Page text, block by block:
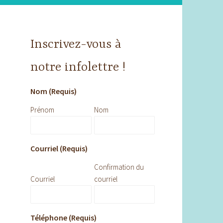
Inscrivez-vous à
notre infolettre !
Nom (Requis)
Prénom Nom
Courriel (Requis)
Courriel
Confirmation du
courriel
Téléphone (Requis)